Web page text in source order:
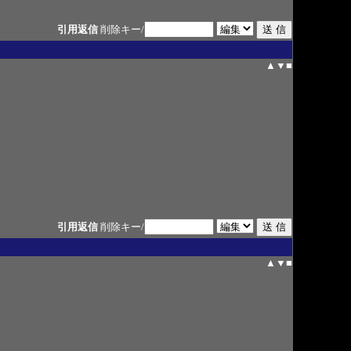
引用返信 削除キー/
▲ ▼ ■
引用返信 削除キー/
▲ ▼ ■